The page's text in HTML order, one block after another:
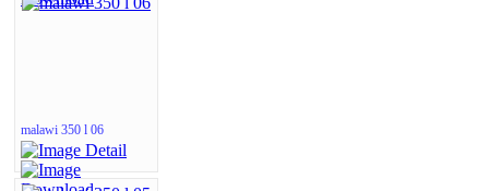
malawi 350 l 06